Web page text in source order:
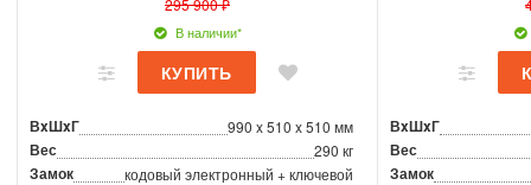
295 900 ₽
В наличии*
ВxШxГ 990 x 510 x 510 мм
Вес 290 кг
Замок кодовый электронный + ключевой
ВxШxГ
Вес
Замок